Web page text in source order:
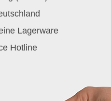
Lagerware
Hotline